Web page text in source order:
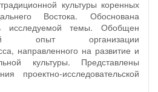
культуры коренных
Востока. Обоснована
исследуемой темы. Обобщен
опыт организации
направленного на развитие и
культуры. Представлены
проектно-исследовательской